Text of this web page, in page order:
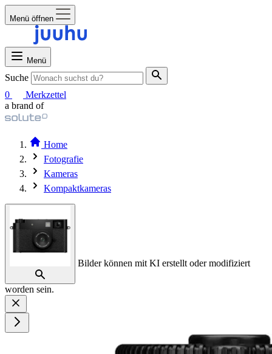
Menü öffnen
Menü
Suche
0
Merkzettel
a brand of
Home
Fotografie
Kameras
Kompaktkameras
Bilder können mit KI erstellt oder modifiziert
worden sein.